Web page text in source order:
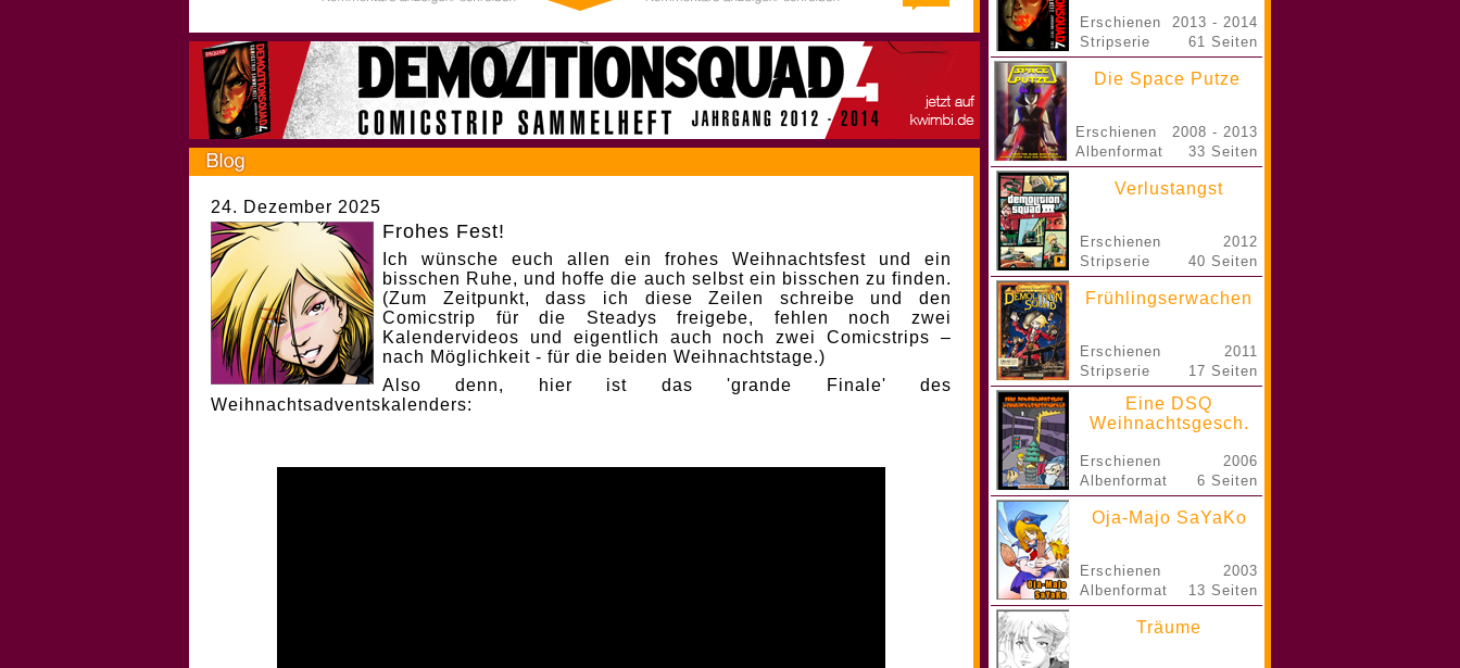
24. Dezember 2025
Frohes Fest!
Ich wünsche euch allen ein frohes Weihnachtsfest und ein
bisschen Ruhe, und hoffe die auch selbst ein bisschen zu finden.
(Zum Zeitpunkt, dass ich diese Zeilen schreibe und den
Comicstrip für die Steadys freigebe, fehlen noch zwei
Kalendervideos und eigentlich auch noch zwei Comicstrips –
nach Möglichkeit - für die beiden Weihnachtstage.)
Also denn, hier ist das 'grande Finale' des
Weihnachtsadventskalenders:
Erschienen
Stripserie
2013 - 2014
61 Seiten
Die Space Putze
Erschienen
Albenformat
2008 - 2013
33 Seiten
Verlustangst
Erschienen
Stripserie
2012
40 Seiten
Frühlingserwachen
Erschienen
Stripserie
2011
17 Seiten
Eine DSQ
Weihnachtsgesch.
Erschienen
Albenformat
2006
6 Seiten
Oja-Majo SaYaKo
Erschienen
Albenformat
2003
13 Seiten
Träume